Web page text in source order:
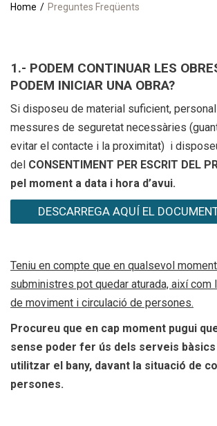
Home Preguntes Freqüents
1.- PODEM CONTINUAR LES
PODEM INICIAR UNA OBRA?
Si disposeu de material suficient,
messures de seguretat necessàries
evitar el contacte i la proximitat) i
del CONSENTIMENT PER ESCRIT DEL
pel moment a data i hora d’avui.
Teniu en compte que en qualsevol
subministres pot quedar aturada, així
de moviment i circulació de persones.
Procureu que en cap moment pugui
sense poder fer ús dels serveis bàsics
utilitzar el bany, davant la situació de
persones.